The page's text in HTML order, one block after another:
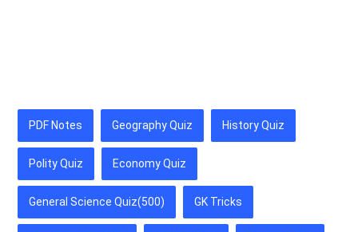
PDF Notes Geography Quiz History Quiz
Polity Quiz Economy Quiz
General Science Quiz(500) GK Tricks